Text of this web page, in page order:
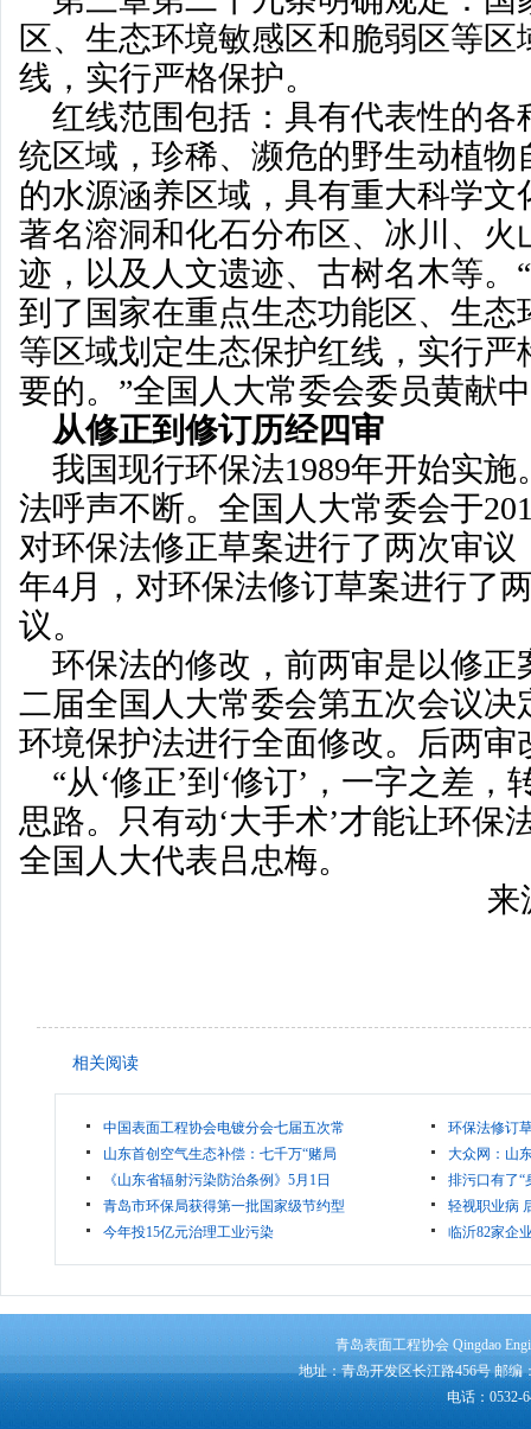
区、生态环境敏感区和脆弱区等区
线，实行严格保护。
红线范围包括：具有代表性的各
统区域，珍稀、濒危的野生动植物
的水源涵养区域，具有重大科学
著名溶洞和化石分布区、冰川、火
迹，以及人文遗迹、古树名木等。
到了国家在重点生态功能区、生态
等区域划定生态保护红线，实行严
要的。”全国人大常委会委员黄献
从修正到修订历经四审
我国现行环保法1989年开始实施
法呼声不断。全国人大常委会于
对环保法修正草案进行了两次审议
年4月，对环保法修订草案进行了
议。
环保法的修改，前两审是以修正
二届全国人大常委会第五次会议决
环境保护法进行全面修改。后两审
“从‘修正’到‘修订’，一字之差，
思路。只有动‘大手术’才能让环保
全国人大代表吕忠梅。
来源：青岛
相关阅读
中国表面工程协会电镀分会七届五次常
环保法修订
山东首创空气生态补偿：七千万“赌局
大众网：山
《山东省辐射污染防治条例》5月1日
排污口有了“
青岛市环保局获得第一批国家级节约型
轻视职业病
今年投15亿元治理工业污染
临沂82家企
青岛表面工程协会 Qingdao
地址：青岛开发区长江路456号 邮编
电话：0532-